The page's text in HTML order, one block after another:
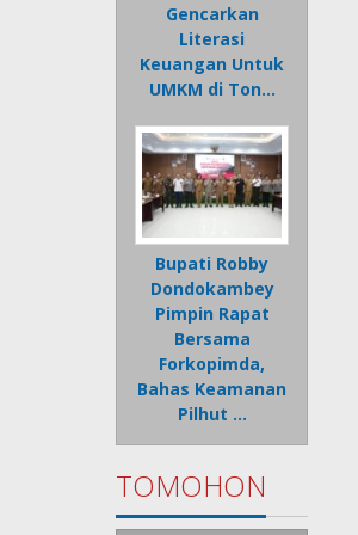
Gencarkan
Literasi
Keuangan Untuk
UMKM di Ton…
Bupati Robby
Dondokambey
Pimpin Rapat
Bersama
Forkopimda,
Bahas Keamanan
Pilhut …
TOMOHON